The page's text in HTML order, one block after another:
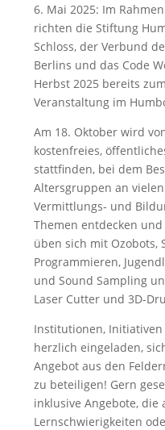
6. Mai 2025: Im
richten die Stiftung
Schloss, der Verbund
Berlins und das Code
Herbst 2025 bereits
Veranstaltung im
Am 18. Oktober wird
kostenfreies,
stattfinden, bei dem
Altersgruppen an
Vermittlungs- und
Themen entdecken
üben sich mit Ozobots,
Programmieren,
und Sound Sampling
Laser Cutter und 3D-
Institutionen,
herzlich eingeladen,
Angebot aus den
zu beteiligen! Gern
inklusive Angebote,
Lernschwierigkeiten